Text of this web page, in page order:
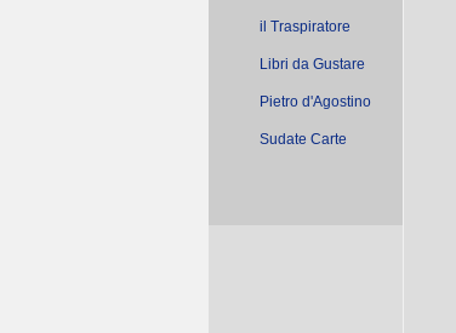
il Traspiratore
Libri da Gustare
Pietro d'Agostino
Sudate Carte